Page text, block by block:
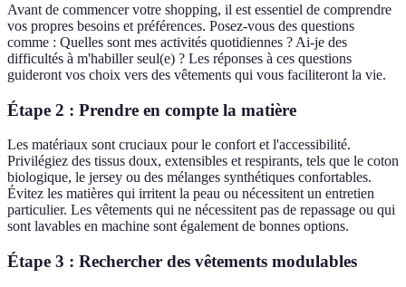
Avant de commencer votre shopping, il est essentiel de comprendre
vos propres besoins et préférences. Posez-vous des questions
comme : Quelles sont mes activités quotidiennes ? Ai-je des
difficultés à m'habiller seul(e) ? Les réponses à ces questions
guideront vos choix vers des vêtements qui vous faciliteront la vie.
Étape 2 : Prendre en compte la matière
Les matériaux sont cruciaux pour le confort et l'accessibilité.
Privilégiez des tissus doux, extensibles et respirants, tels que le coton
biologique, le jersey ou des mélanges synthétiques confortables.
Évitez les matières qui irritent la peau ou nécessitent un entretien
particulier. Les vêtements qui ne nécessitent pas de repassage ou qui
sont lavables en machine sont également de bonnes options.
Étape 3 : Rechercher des vêtements modulables